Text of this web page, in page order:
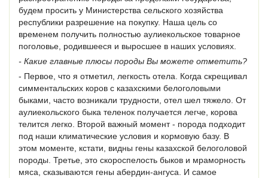
будем просить у Министерства сельского хозяйства
республики разрешение на покупку. Наша цель со
временем получить полностью аулиекольское товарное
поголовье, родившееся и выросшее в наших условиях.
- Какие главные плюсы породы Вы можете отметить?
- Первое, что я отметил, легкость отела. Когда скрещивал
симментальских коров с казахскими белоголовыми
быками, часто возникали трудности, отел шел тяжело. От
аулиекольского быка теленок получается легче, корова
телится легко. Второй важный момент - порода подходит
под наши климатические условия и кормовую базу. В
этом моменте, кстати, видны гены казахской белоголовой
породы. Третье, это скороспелость быков и мраморность
мяса, сказываются гены абердин-ангуса. И самое